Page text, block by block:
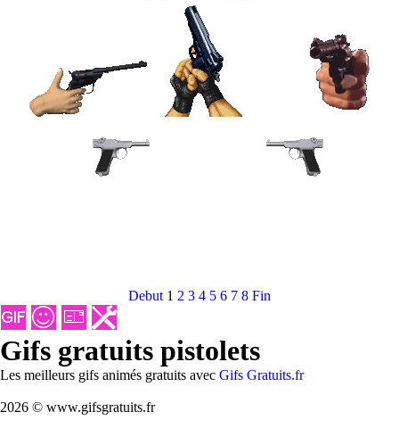
Debut 1 2 3 4 5 6 7 8 Fin
Gifs gratuits pistolets
Les meilleurs gifs animés gratuits avec Gifs Gratuits.fr
2026 © www.gifsgratuits.fr